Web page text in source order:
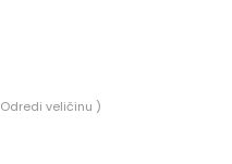
Odredi veličinu )